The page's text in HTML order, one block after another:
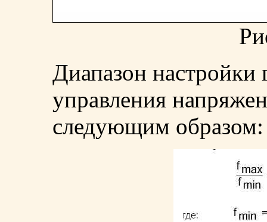
Диапазон настройки
управления
следующим образом: